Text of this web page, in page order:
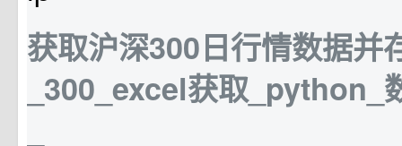
获取沪深300日行情数据并
_300_excel获取